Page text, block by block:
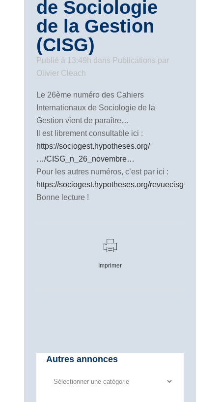
de Sociologie
de la Gestion
(CISG)
Publié à 13:49h dans Publications par
Olivier Cleach
Le 26ème numéro des Cahiers
Internationaux de Sociologie de la
Gestion vient de paraître…
Il est librement consultable ici :
https://sociogest.hypotheses.org/
…/CISG_n_26_novembre…
Pour les autres numéros, c’est par ici :
https://sociogest.hypotheses.org/revuecisg
Bonne lecture !
Imprimer
Autres annonces
Autres